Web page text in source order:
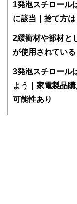
得者を中
関わるこ
ドバイザ
士、行政
ど150名以
かしく感
1 発泡スチロール
に該当｜捨て方
2緩衝材や部材と
が使用されている
3発泡スチロール
よう｜家電製品
可能性あり